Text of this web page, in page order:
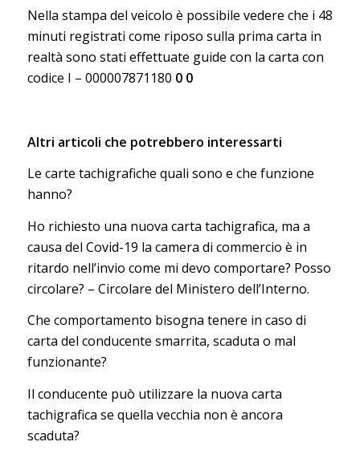
Nella stampa del veicolo è possibile vedere che i 48
minuti registrati come riposo sulla prima carta in
realtà sono stati effettuate guide con la carta con
codice I – 000007871180 0 0
Altri articoli che potrebbero interessarti
Le carte tachigrafiche quali sono e che funzione
hanno?
Ho richiesto una nuova carta tachigrafica, ma a
causa del Covid-19 la camera di commercio è in
ritardo nell’invio come mi devo comportare? Posso
circolare? – Circolare del Ministero dell’Interno.
Che comportamento bisogna tenere in caso di
carta del conducente smarrita, scaduta o mal
funzionante?
Il conducente può utilizzare la nuova carta
tachigrafica se quella vecchia non è ancora
scaduta?